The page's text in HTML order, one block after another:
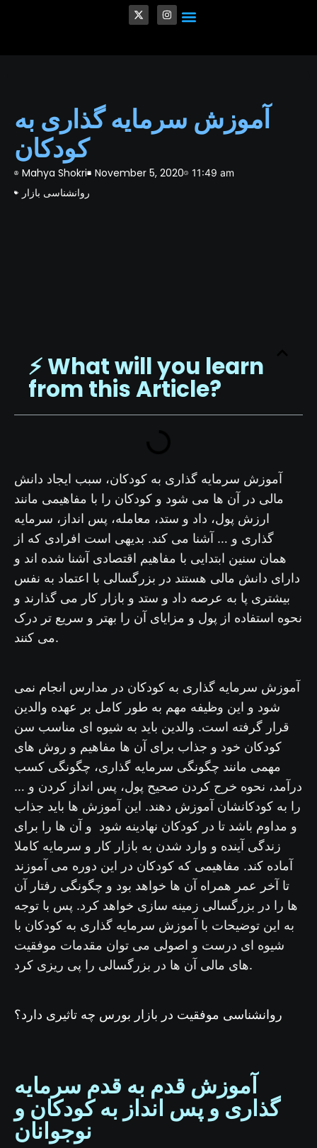
آموزش سرمایه گذاری به
کودکان
Mahya Shokri November 5, 2020 11:49 am
روانشناسی بازار
⚡️ What will you learn
from this Article?
آموزش سرمایه گذاری به کودکان، سبب ایجاد دانش
مالی در آن ها می شود و کودکان را با مفاهیمی مانند
ارزش پول، داد و ستد، معامله، پس انداز، سرمایه
گذاری و … آشنا می کند. بدیهی است افرادی که از
همان سنین ابتدایی با مفاهیم اقتصادی آشنا شده اند و
دارای دانش مالی هستند در بزرگسالی با اعتماد به نفس
بیشتری پا به عرصه داد و ستد و بازار کار می گذارند و
نحوه استفاده از پول و مزایای آن را بهتر و سریع تر درک
می کنند.
آموزش سرمایه گذاری به کودکان در مدارس انجام نمی
شود و این وظیفه مهم به طور کامل بر عهده والدین
قرار گرفته است. والدین باید به شیوه ای مناسب سن
کودکان خود و جذاب برای آن ها مفاهیم و روش های
مهمی مانند چگونگی سرمایه گذاری، چگونگی کسب
درآمد، نحوه خرج کردن صحیح پول، پس انداز کردن و …
را به کودکانشان آموزش دهند. این آموزش ها باید جذاب
و مداوم باشد تا در کودکان نهادینه شود و آن ها را برای
زندگی آینده و وارد شدن به بازار کار و سرمایه کاملا
آماده کند. مفاهیمی که کودکان در این دوره می آموزند
تا آخر عمر همراه آن ها خواهد بود و چگونگی رفتار آن
ها را در بزرگسالی زمینه سازی خواهد کرد. پس با توجه
به این توضیحات با آموزش سرمایه گذاری به کودکان با
شیوه ای درست و اصولی می توان مقدمات موفقیت
های مالی آن ها در بزرگسالی را پی ریزی کرد.
روانشناسی موفقیت در بازار بورس چه تاثیری دارد؟
آموزش قدم به قدم سرمایه
گذاریو پس انداز به کودکان و
نوجوانان